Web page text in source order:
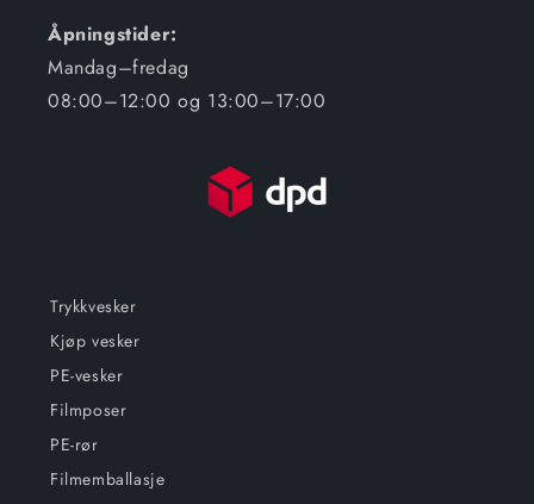
Åpningstider:
Mandag–fredag
08:00–12:00 og 13:00–17:00
Trykkvesker
Kjøp vesker
PE-vesker
Filmposer
PE-rør
Filmemballasje